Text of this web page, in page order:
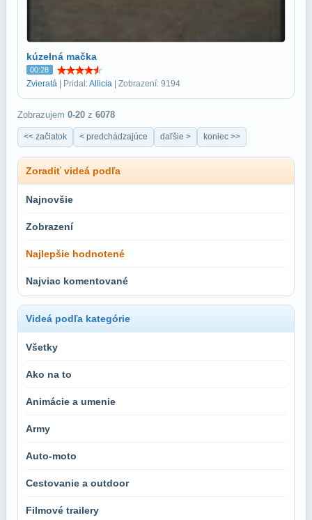
kúzelná mačka
00:28
Zvieratá | Pridal:Allicia | Zobrazení: 9194
Zobrazujem 0-20 z 6078
<< začiatok < predchádzajúce daľšie > koniec >>
Zoradiť videá podľa
Najnovšie
Zobrazení
Najlepšie hodnotené
Najviac komentované
Videá podľa kategórie
Všetky
Ako na to
Animácie a umenie
Army
Auto-moto
Cestovanie a outdoor
Filmové trailery